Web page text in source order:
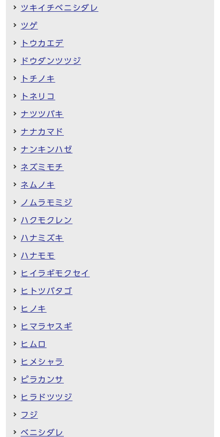
ツキイチベニシダレ
ツゲ
トウカエデ
ドウダンツツジ
トチノキ
トネリコ
ナツツバキ
ナナカマド
ナンキンハゼ
ネズミモチ
ネムノキ
ノムラモミジ
ハクモクレン
ハナミズキ
ハナモモ
ヒイラギモクセイ
ヒトツバタゴ
ヒノキ
ヒマラヤスギ
ヒムロ
ヒメシャラ
ピラカンサ
ヒラドツツジ
フジ
ベニシダレ